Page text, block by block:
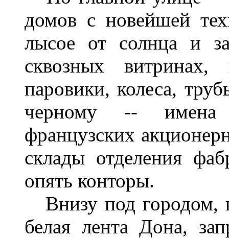
домов с новейшей
лысое от солнца и
сквозных
паровики, колеса,
черному -- имена
французских
склады отделения
опять конторы.
Внизу под городом,
белая лента Дона,